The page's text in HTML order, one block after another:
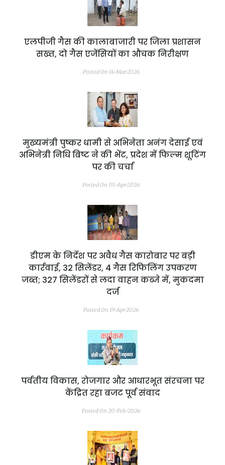
एलपीजी गैस की कालाबाजारी पर जिला प्रशासन
सख्त, दो गैस एजेंसियों का औचक निरीक्षण
Posted On 14-Mar-2026
मुख्यमंत्री पुष्कर धामी से अभिनेता अनंग देसाई एवं
अभिनेत्री निधि बिष्ट ने की भेंट, प्रदेश में फिल्म शूटिंग
पर की चर्चा
Posted On 05-Apr-2026
डीएम के निर्देश पर अवैध गैस कारोबार पर बड़ी
कार्रवाई, 32 सिलेंडर, 4 गैस रिफिलिंग उपकरण
जब्त; 327 सिलेंडरों से लदा वाहन कब्जे में, मुकदमा
दर्ज
Posted On 19-Apr-2026
पर्वतीय विकास, रोजगार और आधारभूत संरचना पर
केंद्रित रहा बजट पूर्व संवाद
Posted On 20-Feb-2026